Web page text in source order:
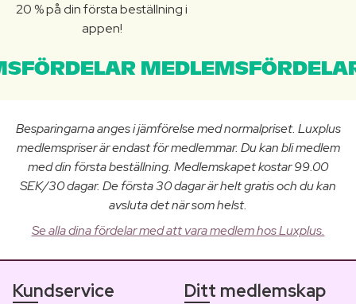
20 % på din första beställning i
appen!
Besparingarna anges i jämförelse med normalpriset. Luxplus
medlemspriser är endast för medlemmar. Du kan bli medlem
med din första beställning. Medlemskapet kostar 99.00
SEK/30 dagar. De första 30 dagar är helt gratis och du kan
avsluta det när som helst.
Se alla dina fördelar med att vara medlem hos Luxplus.
Kundservice Ditt medlemskap